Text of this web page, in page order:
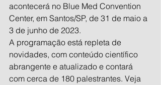
acontecerá no Blue Med Convention
Center, em Santos/SP, de 31 de maio a
3 de junho de 2023.
A programação está repleta de
novidades, com conteúdo científico
abrangente e atualizado e contará
com cerca de 180 palestrantes. Veja